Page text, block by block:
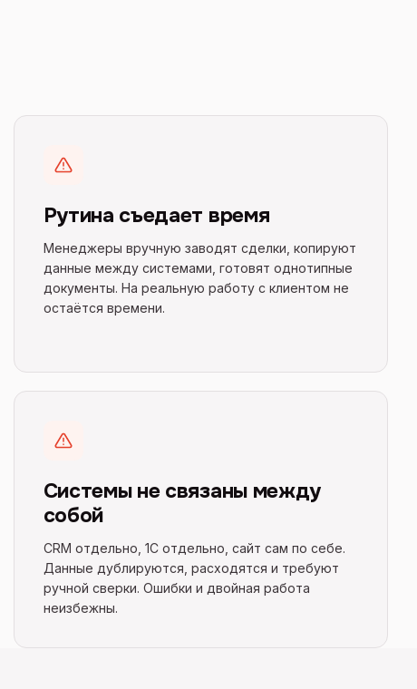
Рутина съедает время
Менеджеры вручную заводят сделки, копируют
данные между системами, готовят однотипные
документы. На реальную работу с клиентом не
остаётся времени.
Системы не связаны между
собой
CRM отдельно, 1С отдельно, сайт сам по себе.
Данные дублируются, расходятся и требуют
ручной сверки. Ошибки и двойная работа
неизбежны.